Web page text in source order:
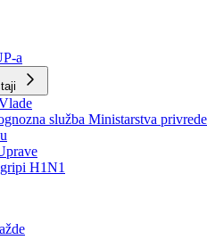
a
služba Ministarstva privrede
H1N1